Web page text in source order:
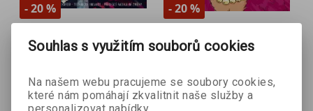
- 20 %
Kompletní průvodce
světem Formule 1
Reeves, David Smith a
další
- 20 %
Harry Styles
Souhlas s využitím souborů cookies
Na našem webu pracujeme se soubory cookies,
které nám pomáhají zkvalitnit naše služby a
personalizovat nabídky.